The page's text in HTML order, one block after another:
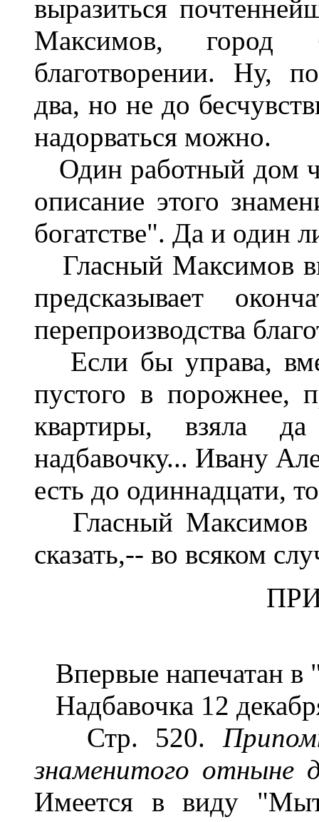
выразиться
Максимов, город
благотворении. Ну,
два, но не до
надорваться можно.
Один работный дом
описание этого
богатстве". Да и один
Гласный Максимов
предсказывает
перепроизводства
Если бы управа,
пустого в порожнее,
квартиры, взяла
надбавочку... Ивану
есть до одиннадцати,
Гласный Максимов
сказать,-- во всяком
Впервые напечатан в
Надбавочка 12
Стр. 520.
знаменитого отныне
Имеется в виду